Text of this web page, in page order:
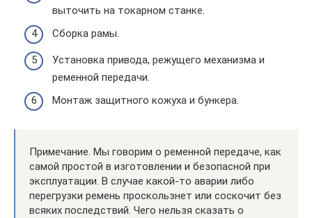
выточить на токарном станке.
Сборка рамы.
Установка привода, режущего механизма и
ременной передачи.
Монтаж защитного кожуха и бункера.
Примечание. Мы говорим о ременной передаче, как
самой простой в изготовлении и безопасной при
эксплуатации. В случае какой-то аварии либо
перегрузки ремень проскользнет или соскочит без
всяких последствий. Чего нельзя сказать о